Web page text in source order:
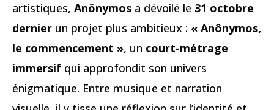
artistiques, Anônymos a dévoilé le 31 octobre
dernier un projet plus ambitieux : « Anônymos,
le commencement », un court-métrage
immersif qui approfondit son univers
énigmatique. Entre musique et narration